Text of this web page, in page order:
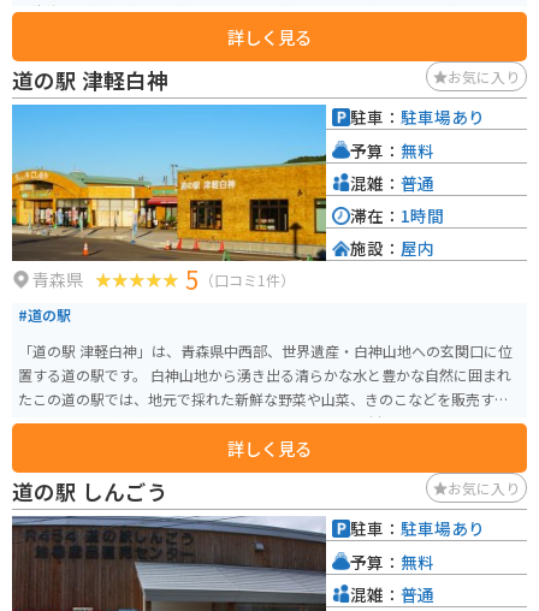
日本海と、条件が合えば息を呑むような美しい夕陽を眺めることができま
す。施設内には、地元の新鮮な海産物をはじめ、農産物や特産品などを販売
する物産館、レストラン、軽食コーナーなどがあります。 バイクで訪れる場
合、道の駅には広い駐車場が完備されているので安心です。周辺には、龍飛
崎や仏ヶ浦など、風光明媚な観光スポットも点在しており、ツーリングの拠
有名です。道の駅 いなかだてでは、これらの特産品を販売しているほか、レ
ストランでも味わうことができます。
詳しく見る
道の駅 津軽白神 お気に入り
青森県 5 （口コミ1件）
#道の駅
「道の駅 津軽白神」は、青森県中西部、世界遺産・白神山地への玄関口に位
置する道の駅です。 白神山地から湧き出る清らかな水と豊かな自然に囲まれ
たこの道の駅では、地元で採れた新鮮な野菜や山菜、きのこなどを販売する
産直コーナーが人気です。 レストランでは、地元の食材をふんだんに使った
郷土料理や、山菜そばなどが味わえます。 また、隣接する「白神山地ビジタ
ーセンター」では、白神山地の自然や歴史、文化について学ぶことができま
す。 バイクで訪れる場合、駐車場も広く休憩場所としても最適です。 白神山
地へのツーリングの拠点として、ぜひお立ち寄りください。 周辺には、白神
山地の雄大な自然を満喫できる散策コースや、温泉施設などもあります。
詳しく見る
駐車： 駐車場あり
予算： 無料
混雑： 普通
滞在： 1時間
施設： 屋内
道の駅 しんごう お気に入り
駐車： 駐車場あり
予算： 無料
混雑： 普通